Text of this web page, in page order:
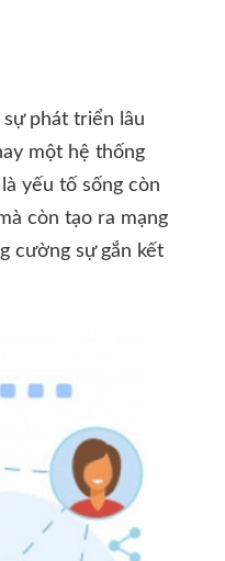
phát triển lâu
một hệ thống
yếu tố sống còn
còn tạo ra mạng
cường sự gắn kết